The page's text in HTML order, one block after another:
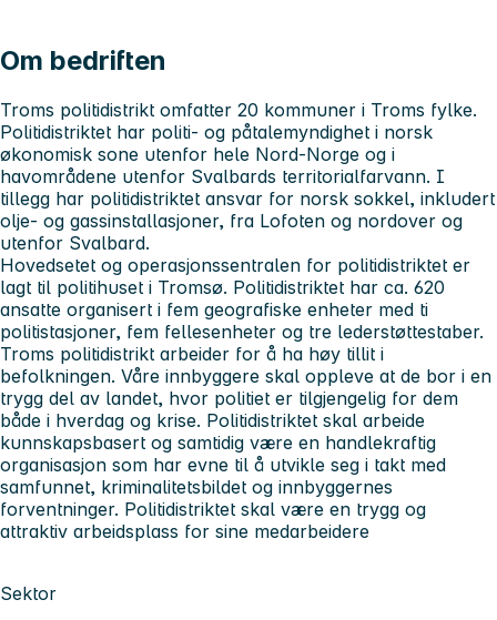
Om bedriften
Troms politidistrikt omfatter 20 kommuner i Troms fylke.
Politidistriktet har politi- og påtalemyndighet i norsk
økonomisk sone utenfor hele Nord-Norge og i
havområdene utenfor Svalbards territorialfarvann. I
tillegg har politidistriktet ansvar for norsk sokkel, inkludert
olje- og gassinstallasjoner, fra Lofoten og nordover og
utenfor Svalbard.
Hovedsetet og operasjonssentralen for politidistriktet er
lagt til politihuset i Tromsø. Politidistriktet har ca. 620
ansatte organisert i fem geografiske enheter med ti
politistasjoner, fem fellesenheter og tre lederstøttestaber.
Troms politidistrikt arbeider for å ha høy tillit i
befolkningen. Våre innbyggere skal oppleve at de bor i en
trygg del av landet, hvor politiet er tilgjengelig for dem
både i hverdag og krise. Politidistriktet skal arbeide
kunnskapsbasert og samtidig være en handlekraftig
organisasjon som har evne til å utvikle seg i takt med
samfunnet, kriminalitetsbildet og innbyggernes
forventninger. Politidistriktet skal være en trygg og
attraktiv arbeidsplass for sine medarbeidere
Sektor